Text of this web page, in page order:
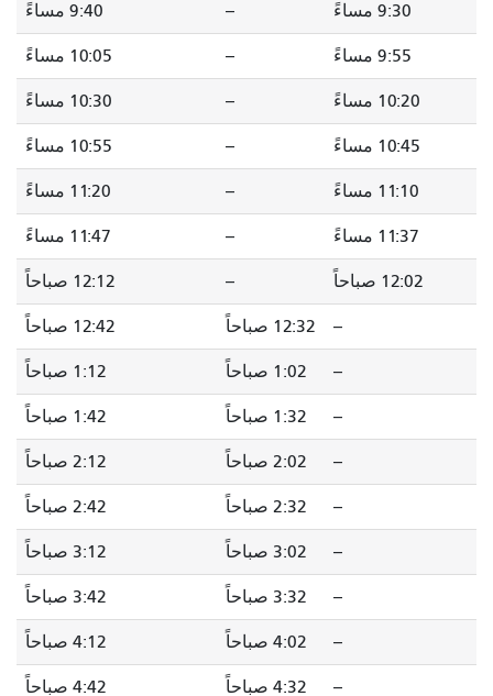
9:30 مساءً -- 9:40 مساءً
9:55 مساءً -- 10:05 مساءً
10:20 مساءً -- 10:30 مساءً
10:45 مساءً -- 10:55 مساءً
11:10 مساءً -- 11:20 مساءً
11:37 مساءً -- 11:47 مساءً
12:02 صباحاً -- 12:12 صباحاً
-- 12:32 صباحاً 12:42 صباحاً
-- 1:02 صباحاً 1:12 صباحاً
-- 1:32 صباحاً 1:42 صباحاً
-- 2:02 صباحاً 2:12 صباحاً
-- 2:32 صباحاً 2:42 صباحاً
-- 3:02 صباحاً 3:12 صباحاً
-- 3:32 صباحاً 3:42 صباحاً
-- 4:02 صباحاً 4:12 صباحاً
-- 4:32 صباحاً 4:42 صباحاً